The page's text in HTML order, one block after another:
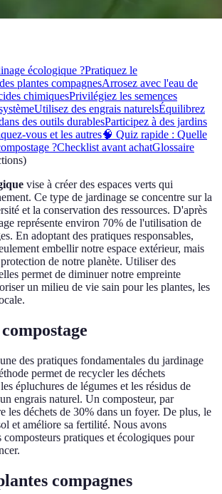
écologique ?Pratiquez le
plantes compagnesArrosez avec l'eau de
chimiquesPrivilégiez les semences
Utilisez des engrais naturelsÉquilibrez
des outils durablesParticipez à des jardins
vous et les autres🧠 Quiz rapide : Quelle
?Checklist avant achatGlossaire
)
vise à créer des espaces verts qui
Ce type de jardinage se concentre sur la
et la conservation des ressources. D'après
représente environ 70% de l'utilisation de
En adoptant des pratiques responsables,
embellir notre espace extérieur, mais
de notre planète. Utiliser des
permet de diminuer notre empreinte
un milieu de vie sain pour les plantes, les
des pratiques fondamentales du jardinage
permet de recycler les déchets
épluchures de légumes et les résidus de
engrais naturel. Un composteur, par
les déchets de 30% dans un foyer. De plus, le
et améliore sa fertilité. Nous avons
composteurs pratiques et écologiques pour
compagnes